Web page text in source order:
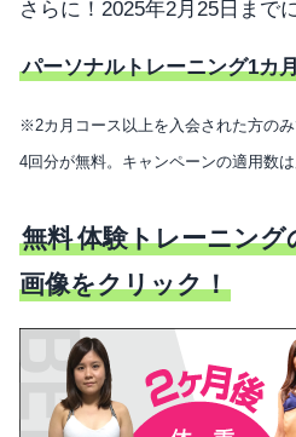
さらに！2025年2月25日まで
パーソナルトレーニング1カ
※2カ月コース以上を入会された方の
4回分が無料。キャンペーンの適用数
無料体験トレーニン
画像をクリック！